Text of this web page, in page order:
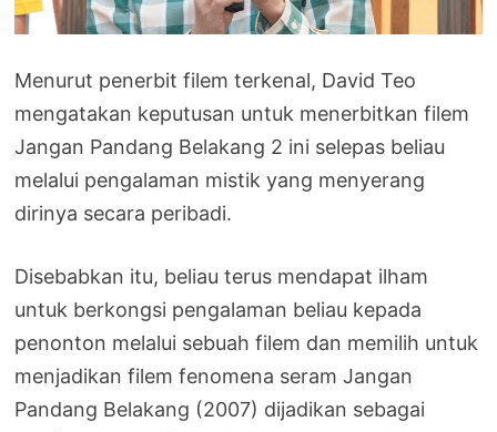
Menurut penerbit filem terkenal, David Teo
mengatakan keputusan untuk menerbitkan filem
Jangan Pandang Belakang 2 ini selepas beliau
melalui pengalaman mistik yang menyerang
dirinya secara peribadi.
Disebabkan itu, beliau terus mendapat ilham
untuk berkongsi pengalaman beliau kepada
penonton melalui sebuah filem dan memilih untuk
menjadikan filem fenomena seram Jangan
Pandang Belakang (2007) dijadikan sebagai